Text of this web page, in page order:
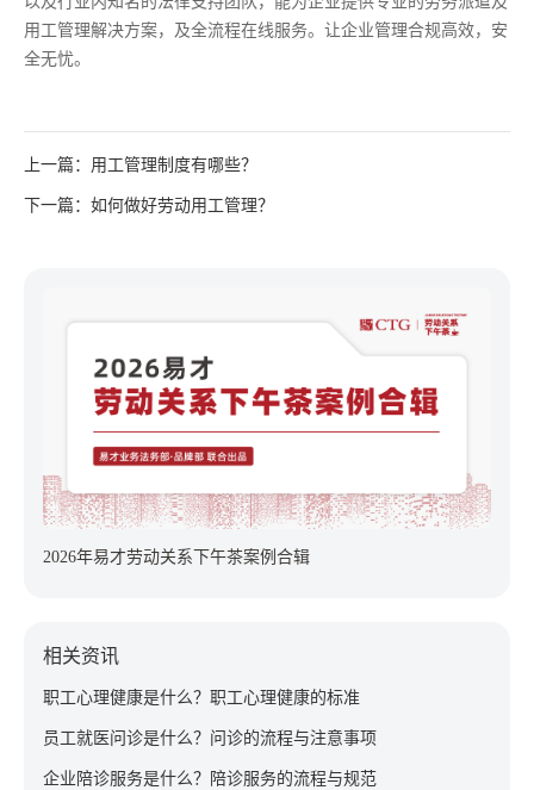
用工管理解决方案，及全流程在线服务。让企业管理合规高效，安
全无忧。
上一篇：用工管理制度有哪些？
下一篇：如何做好劳动用工管理？
2026年易才劳动关系下午茶案例合辑
相关资讯
职工心理健康是什么？职工心理健康的标准
员工就医问诊是什么？问诊的流程与注意事项
企业陪诊服务是什么？陪诊服务的流程与规范